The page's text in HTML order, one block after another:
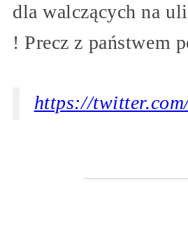
dla walczących na
! Precz z państwem
https://